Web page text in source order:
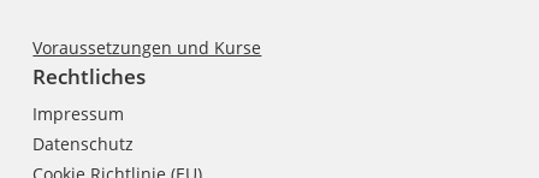
Voraussetzungen und Kurse
Rechtliches
Impressum
Datenschutz